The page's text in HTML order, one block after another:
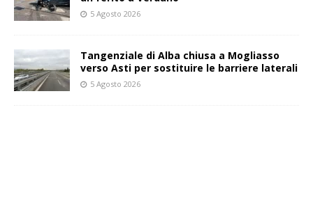
5 Agosto 2026
Tangenziale di Alba chiusa a Mogliasso
verso Asti per sostituire le barriere laterali
5 Agosto 2026